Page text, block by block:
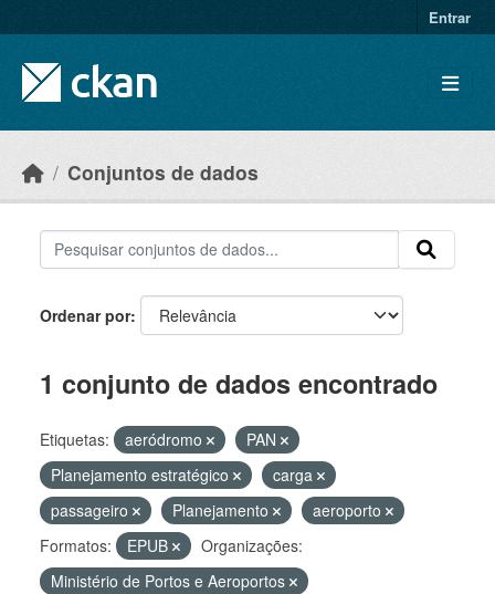
Entrar
Conjuntos de dados
Ordenar por
1 conjunto de dados encontrado
Etiquetas: aeródromo
PAN
Planejamento estratégico
carga
passageiro
Planejamento
aeroporto
Formatos:
EPUB
Organizações:
Ministério de Portos e Aeroportos